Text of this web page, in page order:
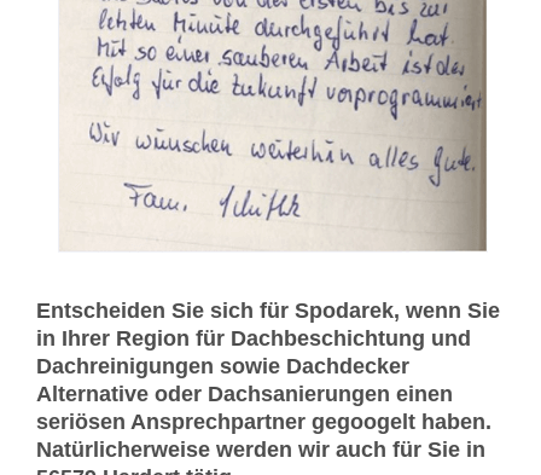
Entscheiden Sie sich für Spodarek, wenn Sie
in Ihrer Region für Dachbeschichtung und
Dachreinigungen sowie Dachdecker
Alternative oder Dachsanierungen einen
seriösen Ansprechpartner gegoogelt haben.
Natürlicherweise werden wir auch für Sie in